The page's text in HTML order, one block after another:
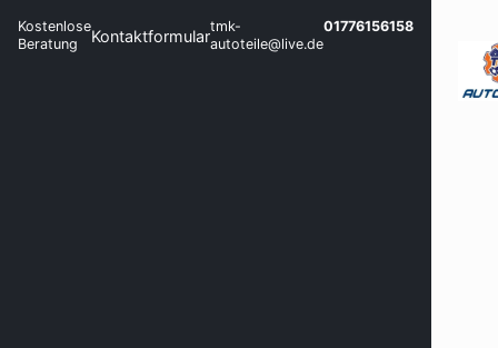
Kostenlose
Beratung
Kontaktformulartmk-
autoteile@live.de
01776156158